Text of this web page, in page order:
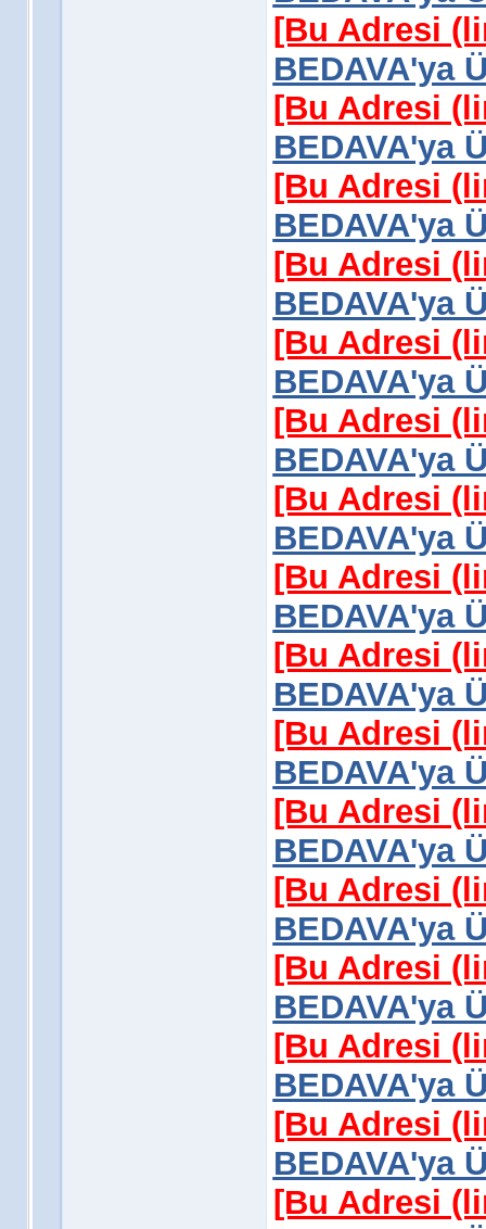
[Bu Adresi
BEDAVA'ya
[Bu Adresi
BEDAVA'ya
[Bu Adresi
BEDAVA'ya
[Bu Adresi
BEDAVA'ya
[Bu Adresi
BEDAVA'ya
[Bu Adresi
BEDAVA'ya
[Bu Adresi
BEDAVA'ya
[Bu Adresi
BEDAVA'ya
[Bu Adresi
BEDAVA'ya
[Bu Adresi
BEDAVA'ya
[Bu Adresi
BEDAVA'ya
[Bu Adresi
BEDAVA'ya
[Bu Adresi
BEDAVA'ya
[Bu Adresi
BEDAVA'ya
[Bu Adresi
BEDAVA'ya
[Bu Adresi